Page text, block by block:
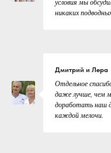
никаких
Дмитрий и Лера
Отдельное
даже лучше, чем
доработать наш
каждой мелочи.